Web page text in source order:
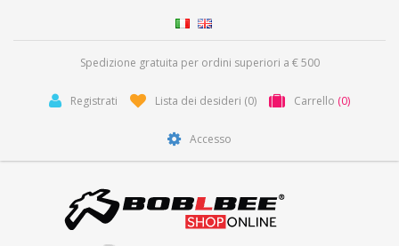
Spedizione gratuita per ordini superiori a € 500
Registrati Lista dei desideri (0) Carrello (0)
Accesso